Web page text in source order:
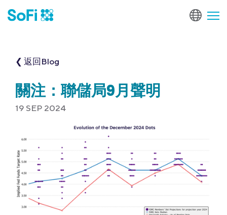
❮ 返回Blog
關注：聯儲局9月聲明
19 SEP 2024